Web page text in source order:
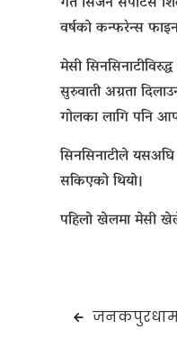
वर्षको कन्फरेन्स
मेसी
सुरुवाती अग्रता
गोलका लागि पनि
सिनसिनाटीले यसअघि
सकिएको थियो।
पहिलो खेलमा मेसी
Post